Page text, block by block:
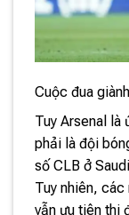
Cuộc đua
Tuy Arsenal là
phải là đội
số CLB ở
Tuy nhiên,
vẫn ưu tiên thi